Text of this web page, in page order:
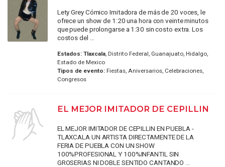
Lety Grey Cómico Imitadora de más de 20 voces, le
ofrece un show de 1:20 una hora con veinte minutos
que puede prolongarse a 1:30 sin costo extra. Los
costos del ...
Estados: Tlaxcala, Distrito Federal, Guanajuato, Hidalgo,
Estado de Mexico
Tipos de evento:Fiestas, Aniversarios, Celebraciones,
Congresos
EL MEJOR IMITADOR DE CEPILLIN
EL MEJOR IMITADOR DE CEPILLIN EN PUEBLA -
TLAXCALA UN ARTISTA DIRECTAMENTE DE LA
FERIA DE PUEBLA CON UN SHOW
100%PROFESIONAL Y 100%INFANTIL SIN
GROSERIAS NI DOBLE SENTIDO CANTANDO ...